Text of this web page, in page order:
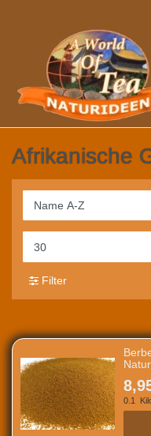
Afrikanische
Filter
0.1